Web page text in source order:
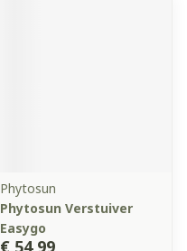
Phytosun
Phytosun Verstuiver
Easygo
€ 54,99